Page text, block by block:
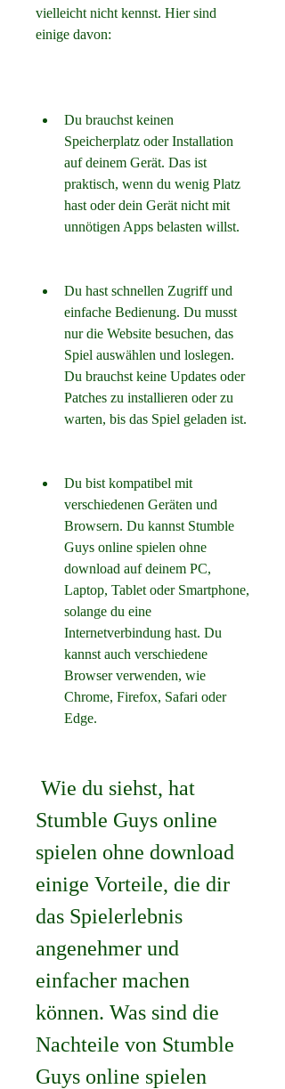
vielleicht nicht kennst. Hier sind
einige davon:
Du brauchst keinen
Speicherplatz oder Installation
auf deinem Gerät. Das ist
praktisch, wenn du wenig Platz
hast oder dein Gerät nicht mit
unnötigen Apps belasten willst.
Du hast schnellen Zugriff und
einfache Bedienung. Du musst
nur die Website besuchen, das
Spiel auswählen und loslegen.
Du brauchst keine Updates oder
Patches zu installieren oder zu
warten, bis das Spiel geladen ist.
Du bist kompatibel mit
verschiedenen Geräten und
Browsern. Du kannst Stumble
Guys online spielen ohne
download auf deinem PC,
Laptop, Tablet oder Smartphone,
solange du eine
Internetverbindung hast. Du
kannst auch verschiedene
Browser verwenden, wie
Chrome, Firefox, Safari oder
Edge.
Stumble Guys online
spielen ohne download
einige Vorteile, die dir
das Spielerlebnis
angenehmer und
einfacher machen
können. Was sind die
Nachteile von Stumble
Guys online spielen